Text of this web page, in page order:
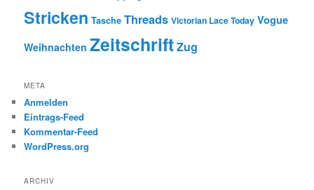
Stricken Tasche Threads Victorian Lace Today Vogue
Weihnachten ZeitschriftZug
META
Anmelden
Eintrags-Feed
Kommentar-Feed
WordPress.org
ARCHIV